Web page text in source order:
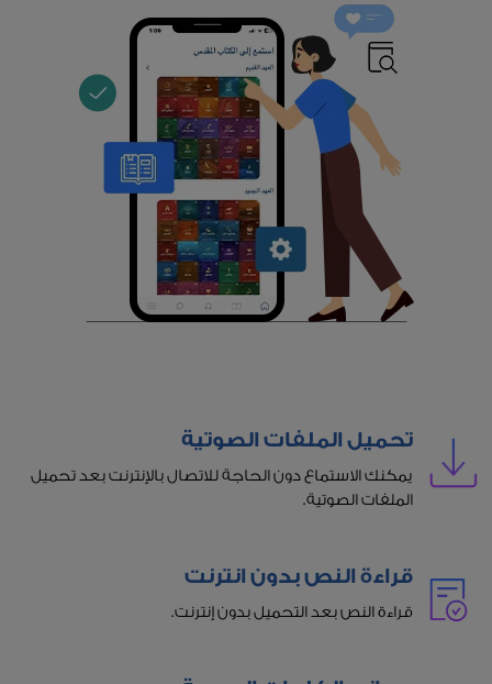
تحميل الملفات الصوتية
يمكنك الاستماع دون الحاجة للاتصال بالإنترنت بعد تحميل
الملفات الصوتية.
قراءة النص بدون انترنت
قراءة النص بعد التحميل بدون إنترنت.